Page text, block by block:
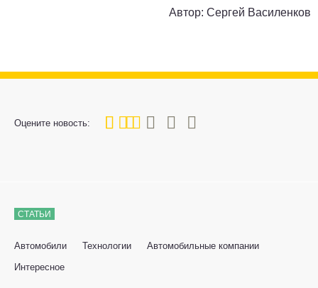
Автор: Сергей Василенков
Оцените новость:
40
1 3 4 5
СТАТЬИ
Автомобили Технологии
Автомобильные компании
Интересное